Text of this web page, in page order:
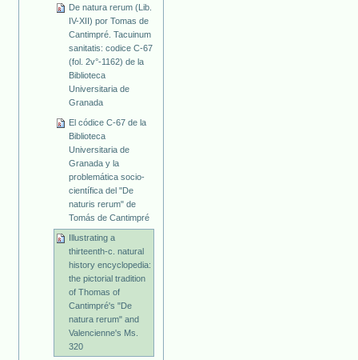
De natura rerum (Lib.
IV-XII) por Tomas de
Cantimpré. Tacuinum
sanitatis: codice C-67
(fol. 2v°-1162) de la
Biblioteca
Universitaria de
Granada
El códice C-67 de la
Biblioteca
Universitaria de
Granada y la
problemática socio-
científica del "De
naturis rerum" de
Tomás de Cantimpré
Illustrating a
thirteenth-c. natural
history encyclopedia:
the pictorial tradition
of Thomas of
Cantimpré's "De
natura rerum" and
Valencienne's Ms.
320